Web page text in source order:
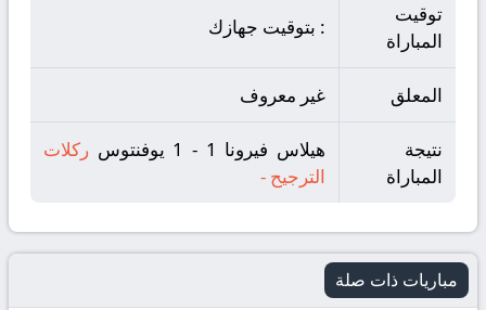
توقيت
المباراة
: بتوقيت جهازك
المعلق غير معروف
نتيجة
المباراة
هيلاس فيرونا 1 - 1 يوفنتوس
ركلات
الترجيح -
مباريات ذات صلة